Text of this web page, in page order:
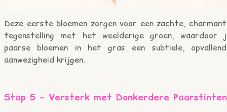
Deze eerste bloemen zorgen voor een zachte,
tegenstelling met het weelderige groen, waardoor
paarse bloemen in het gras een subtiele,
aanwezigheid krijgen.
Stap 5 – Versterk met Donkerdere Paarstinten